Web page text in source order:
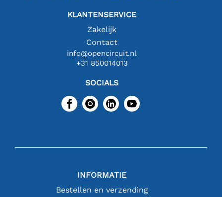
KLANTENSERVICE
Zakelijk
Contact
info@opencircuit.nl
+31 850014013
SOCIALS
INFORMATIE
Bestellen en verzending